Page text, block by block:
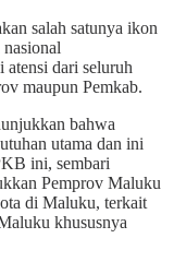
salah satunya ikon
atensi dari seluruh
maupun Pemkab.
bahwa
utama dan ini
ini, sembari
Pemprov Maluku
di Maluku, terkait
khususnya